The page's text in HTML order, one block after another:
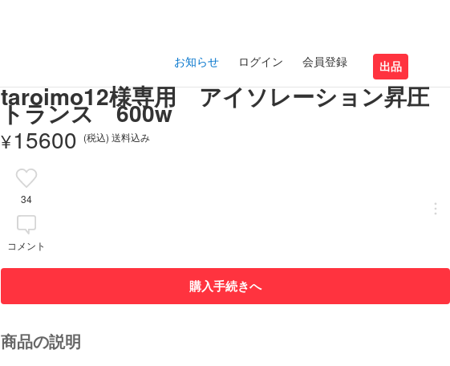
お知らせ ログイン 会員登録 出品
taroimo12様専用 アイソレーション昇圧
トランス 600w
¥15600 (税込) 送料込み
34
コメント
購入手続きへ
商品の説明